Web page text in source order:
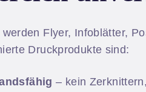
Flyer, Infoblätter,
Druckprodukte sind:
– kein